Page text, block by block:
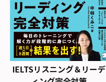
IELTSリスニング＆リーデ